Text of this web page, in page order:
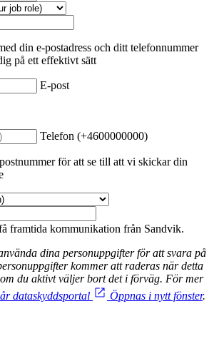
din e-postadress och ditt telefonnummer
på ett effektivt sätt
E-post
Telefon (+4600000000)
för att se till att vi skickar din
framtida kommunikation från Sandvik.
dina personuppgifter för att svara på
kommer att raderas när detta
du aktivt väljer bort det i förväg. För mer
dataskyddsportal Öppnas i nytt fönster.